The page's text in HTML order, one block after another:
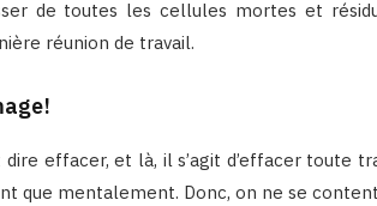
de toutes les cellules mortes et
réunion de travail.
effacer, et là, il s’agit d’effacer toute
que mentalement. Donc, on ne se